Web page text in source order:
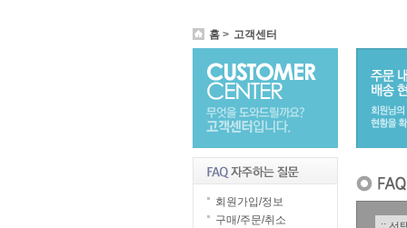
홈 > 고객센터
회원가입/정보
구매/주문/취소